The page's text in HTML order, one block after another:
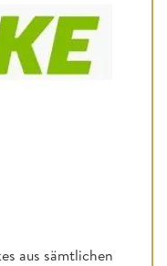
aus sämtlichen